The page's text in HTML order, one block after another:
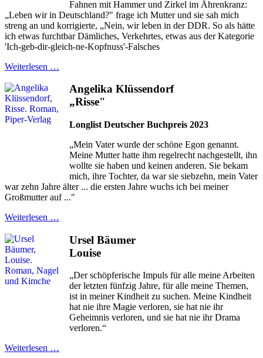
Fahnen mit Hammer und Zirkel im Ährenkranz:
„Leben wir in Deutschland?" frage ich Mutter und sie sah mich
streng an und korrigierte, „Nein, wir leben in der DDR. So als hätte
ich etwas furchtbar Dämliches, Verkehrtes, etwas aus der Kategorie
'Ich-geb-dir-gleich-ne-Kopfnuss'-Falsches
Weiterlesen …
Angelika Klüssendorf
„Risse"
Longlist Deutscher Buchpreis 2023
„Mein Vater wurde der schöne Egon genannt.
Meine Mutter hatte ihm regelrecht nachgestellt, ihn
wollte sie haben und keinen anderen. Sie bekam
mich, ihre Tochter, da war sie siebzehn, mein Vater
war zehn Jahre älter ... die ersten Jahre wuchs ich bei meiner
Großmutter auf ..."
Weiterlesen …
Ursel Bäumer
Louise
„Der schöpferische Impuls für alle meine Arbeiten
der letzten fünfzig Jahre, für alle meine Themen,
ist in meiner Kindheit zu suchen. Meine Kindheit
hat nie ihre Magie verloren, sie hat nie ihr
Geheimnis verloren, und sie hat nie ihr Drama
verloren.“
Weiterlesen …